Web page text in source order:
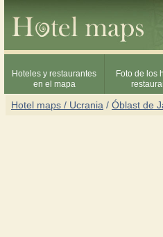
Hoteles y restaurantes
en el mapa
Foto de los
Hotel maps / Ucrania / Óblast de